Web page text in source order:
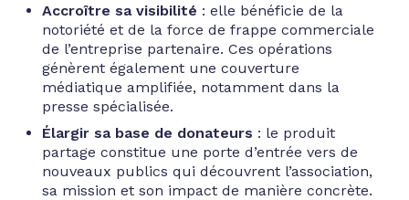
Accroître sa visibilité : elle bénéficie de la
notoriété et de la force de frappe commerciale
de l’entreprise partenaire. Ces opérations
génèrent également une couverture
médiatique amplifiée, notamment dans la
presse spécialisée.
Élargir sa base de donateurs : le produit
partage constitue une porte d’entrée vers de
nouveaux publics qui découvrent l’association,
sa mission et son impact de manière concrète.